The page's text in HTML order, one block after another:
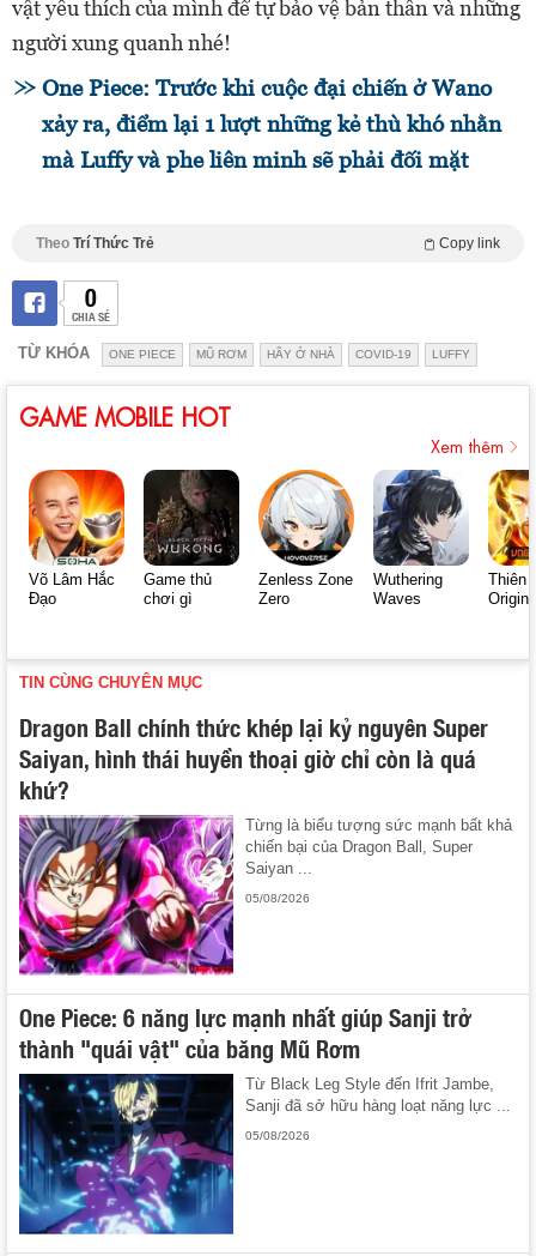
vật yêu thích của mình để tự bảo vệ bản thân và những
người xung quanh nhé!
One Piece: Trước khi cuộc đại chiến ở Wano
xảy ra, điểm lại 1 lượt những kẻ thù khó nhằn
mà Luffy và phe liên minh sẽ phải đối mặt
Theo Trí Thức Trẻ Copy link
0
CHIA SẺ
TỪ KHÓA ONE PIECE MŨ RƠM HÃY Ở NHÀ COVID-19 LUFFY
GAME MOBILE HOT
Xem thêm
Võ Lâm Hắc
Đạo
Game thủ
chơi gì
Zenless Zone
Zero
Wuthering
Waves
Thiên
Origin
TIN CÙNG CHUYÊN MỤC
Dragon Ball chính thức khép lại kỷ nguyên Super
Saiyan, hình thái huyền thoại giờ chỉ còn là quá
khứ?
Từng là biểu tượng sức mạnh bất khả
chiến bại của Dragon Ball, Super
Saiyan ...
05/08/2026
One Piece: 6 năng lực mạnh nhất giúp Sanji trở
thành "quái vật" của băng Mũ Rơm
Từ Black Leg Style đến Ifrit Jambe,
Sanji đã sở hữu hàng loạt năng lực ...
05/08/2026